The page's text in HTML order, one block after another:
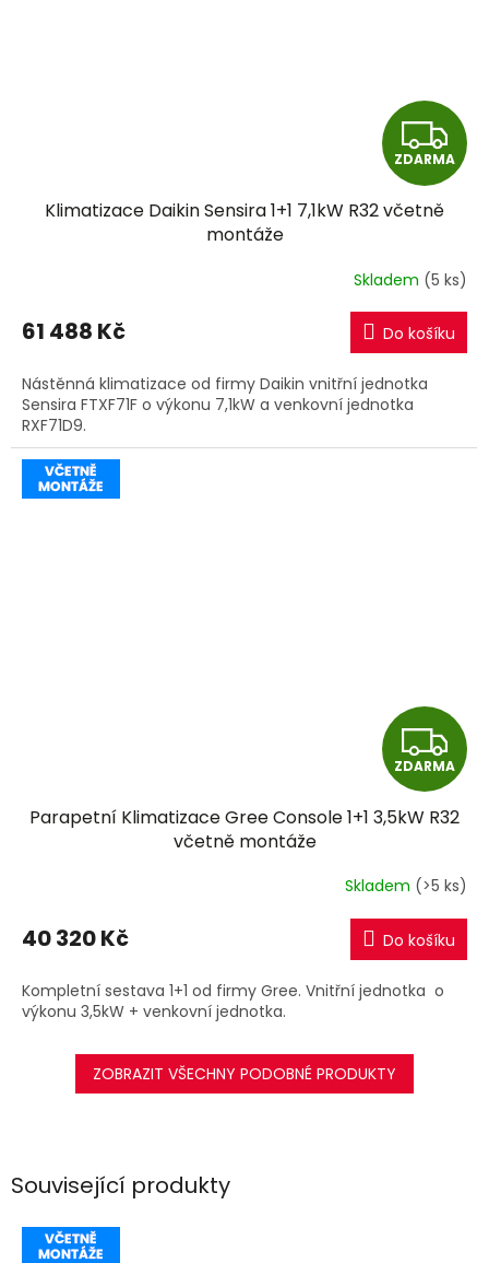
Související produkty
Z
D
R
M
A
ZDARMA
Klimatizace Daikin Sensira 1+1 7,1kW R32 včetně
montáže
Skladem (5 ks)
61 488 Kč Do košíku
Nástěnná klimatizace od firmy Daikin vnitřní jednotka
Sensira FTXF71F o výkonu 7,1kW a venkovní jednotka
RXF71D9.
Z
D
A
R
M
A
ZDARMA
Parapetní Klimatizace Gree Console 1+1 3,5kW R32
včetně montáže
Skladem (>5 ks)
40 320 Kč Do košíku
Kompletní sestava 1+1 od firmy Gree. Vnitřní jednotka o
výkonu 3,5kW + venkovní jednotka.
ZOBRAZIT VŠECHNY PODOBNÉ PRODUKTY